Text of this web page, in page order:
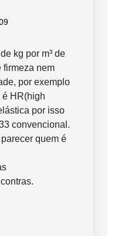
kg por m³ de
firmeza nem
por exemplo
é HR(high
por isso
convencional.
quem é